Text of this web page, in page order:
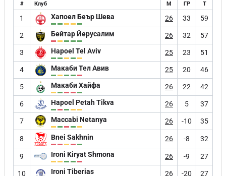
# Клуб М ГР Т
1 Хапоел Беър Шева 26 33 59
2 Бейтар Йерусалим 26 32 57
3 Hapoel Tel Aviv 25 23 51
4 Макаби Тел Авив 25 20 46
5 Макаби Хайфа 26 22 42
6 Hapoel Petah Tikva 26 5 37
7 Maccabi Netanya 26 -10 35
8 Bnei Sakhnin 26 -8 32
9 Ironi Kiryat Shmona 26 -9 27
10 Ironi Tiberias 26 -20 27